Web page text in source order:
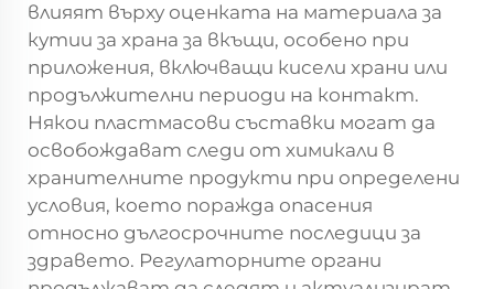
влияят върху оценката на материала за
кутии за храна за вкъщи, особено при
приложения, включващи кисели храни или
продължителни периоди на контакт.
Някои пластмасови съставки могат да
освобождават следи от химикали в
хранителните продукти при определени
условия, което поражда опасения
относно дългосрочните последици за
здравето. Регулаторните органи